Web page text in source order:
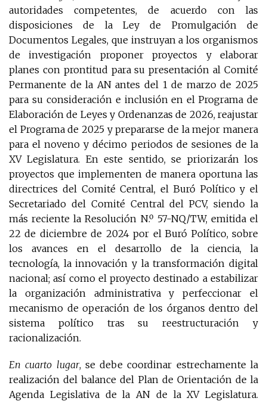
autoridades competentes, de acuerdo con las
disposiciones de la Ley de Promulgación de
Documentos Legales, que instruyan a los organismos
de investigación proponer proyectos y elaborar
planes con prontitud para su presentación al Comité
Permanente de la AN antes del 1 de marzo de 2025
para su consideración e inclusión en el Programa de
Elaboración de Leyes y Ordenanzas de 2026, reajustar
el Programa de 2025 y prepararse de la mejor manera
para el noveno y décimo periodos de sesiones de la
XV Legislatura. En este sentido, se priorizarán los
proyectos que implementen de manera oportuna las
directrices del Comité Central, el Buró Político y el
Secretariado del Comité Central del PCV, siendo la
más reciente la Resolución N.º 57-NQ/TW, emitida el
22 de diciembre de 2024 por el Buró Político, sobre
los avances en el desarrollo de la ciencia, la
tecnología, la innovación y la transformación digital
nacional; así como el proyecto destinado a estabilizar
la organización administrativa y perfeccionar el
mecanismo de operación de los órganos dentro del
sistema político tras su reestructuración y
racionalización.
En cuarto lugar, se debe coordinar estrechamente la
realización del balance del Plan de Orientación de la
Agenda Legislativa de la AN de la XV Legislatura.